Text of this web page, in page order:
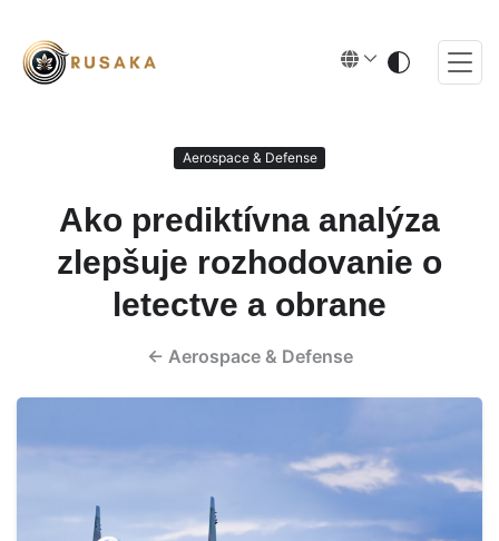
Aerospace & Defense
Ako prediktívna analýza
zlepšuje rozhodovanie o
letectve a obrane
← Aerospace & Defense